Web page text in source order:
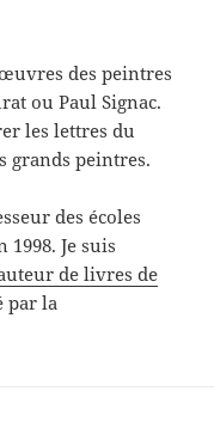
des peintres
ou Paul Signac.
les lettres du
grands peintres.
des écoles
1998. Je suis
de livres de
par la